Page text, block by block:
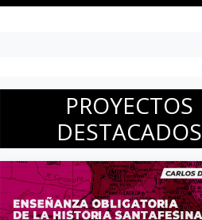
PROYECTOS
DESTACADOS